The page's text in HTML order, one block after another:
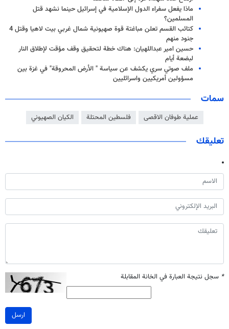
ماذا يفعل سفراء الدول الإسلامية في إسرائيل حینما نشهد قتل
المسلمين؟
كتائب القسم تعلن مباغتة قوة صهيونية شمال غربي بيت لاهيا وقتل 4
جنود منهم
حسين امير عبداللهيان: هناك خطة لتحقيق وقف مؤقت لإطلاق النار
لبضعة أيام
ملف صوتي سري يكشف عن سياسة " الأرض المحروقة" في غزة بين
مسؤولين أمريكيين واسرائليين
سمات
عملیة طوفان الاقصى فلسطين المحتلة الكيان الصهيوني
تعليقك
* سجل نتيجة العبارة في الخانة المقابلة
ارسل